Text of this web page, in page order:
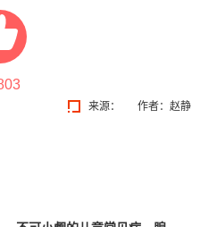
来源： 作者：赵静